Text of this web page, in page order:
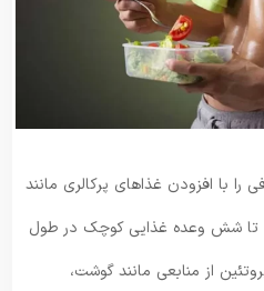
را با افزودن غذاهای پرکالری مانند
تا شش وعده غذایی کوچک در طول
از منابعی مانند گوشت،